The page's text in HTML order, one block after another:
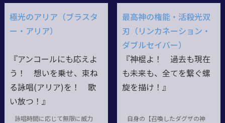
極光のアリア（ブラスタ
ー・アリア）
『アンコールにも応えよ
う！ 想いを乗せ、束ね
る詠唱(アリア)を！ 歌
い放つ！』
詠唱時間に応じて無限に威力
最高神の権能・活殺光双
刃（リンカネーション・
ダブルセイバー）
『神棍よ！ 過去も現在
も未来も、全てを繋ぐ螺
旋を描け！』
自身の【召喚したダグザの神